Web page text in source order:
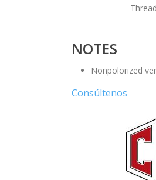
Thread
NOTES
Nonpolorized
Consúltenos